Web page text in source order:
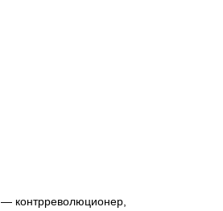
— контрреволюционер,